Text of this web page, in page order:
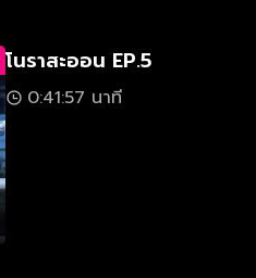
โนราสะออน EP.5
0:41:57 นาที